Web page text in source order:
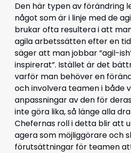
Den här typen av förändring
något som är i linje med de
brukar ofta resultera i att
agila arbetssätten efter en
säger att man jobbar ”agil-
inspirerat”. Istället är det
varför man behöver en
och involvera teamen i både
anpassningar av den för
inte göra lika, så länge alla
Chefernas roll i detta blir att
agera som möjliggörare och
förutsättningar för teamen